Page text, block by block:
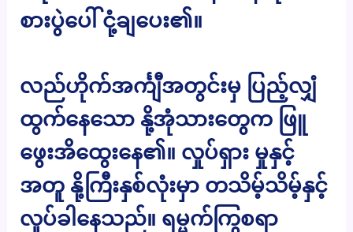
စားပွဲပေါ် ငုံ့ချပေး၏။
လည်ဟိုက်အင်္ကျီအတွင်းမှ ပြည့်လျှံ
ထွက်နေသော နို့အုံသားတွေက ဖြူ
ဖွေးအိထွေးနေ၏။ လှုပ်ရှား မှုနှင့်
အတူ နို့ကြီးနှစ်လုံးမှာ တသိမ့်သိမ့်နှင့်
လှုပ်ခါနေသည်။ ရမ္မက်ကြွစရာ